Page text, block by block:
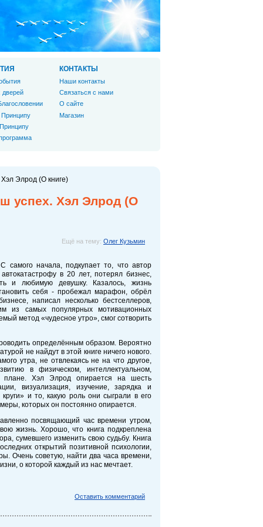
Элрод (О книге)
успех. Хэл Элрод (О
Ещё на тему: Олег Кузьмин
самого начала, подкупает то, что автор
в 20 лет, потерял бизнес,
и любимую девушку. Казалось, жизнь
себя - пробежал марафон, обрёл
написал несколько бестселлеров,
из самых популярных мотивационных
метод «чудесное утро», смог сотворить
определённым образом. Вероятно
не найдут в этой книге ничего нового.
утра, не отвлекаясь не на что другое,
в физическом, интеллектуальном,
плане. Хэл Элрод опирается на шесть
визуализация, изучение, зарядка и
и то, какую роль они сыграли в его
которых он постоянно опирается.
посвящающий час времени утром,
жизнь. Хорошо, что книга подкреплена
сумевшего изменить свою судьбу. Книга
открытий позитивной психологии,
Очень советую, найти два часа времени,
о которой каждый из нас мечтает.
Оставить комментарий
дверей
КОНТАКТЫ
Наши контакты
Связаться с нами
О сайте
Магазин